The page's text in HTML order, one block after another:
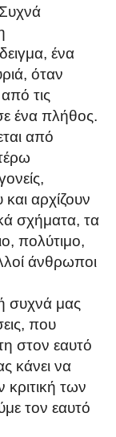
ένα
όταν
τις
ένα πλήθος.
από
αρχίζουν
σχήματα, τα
πολύτιμο,
άνθρωποι
συχνά μας
που
στον εαυτό
κάνει να
κριτική των
τον εαυτό